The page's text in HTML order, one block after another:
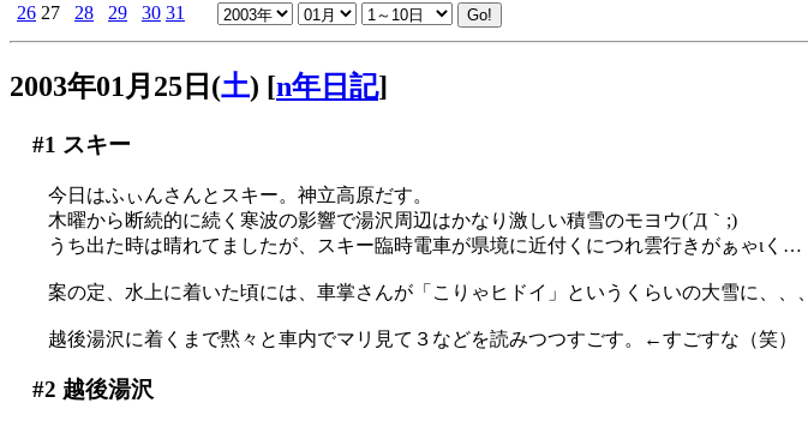
26 27 28 29 30 31
2003年01月25日(土) [n年日記]
#1 スキー
今日はふぃんさんとスキー。神立高原だす。
木曜から断続的に続く寒波の影響で湯沢周辺はかなり激しい積雪のモヨウ(´Д｀;)
うち出た時は晴れてましたが、スキー臨時電車が県境に近付くにつれ雲行きがぁゃιく…
案の定、水上に着いた頃には、車掌さんが「こりゃヒドイ」というくらいの大雪に、、、
越後湯沢に着くまで黙々と車内でマリ見て３などを読みつつすごす。←すごすな（笑）
#2 越後湯沢